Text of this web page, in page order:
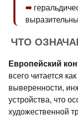
ЧТО
Европейский
всего читается
выверенности,
устройства, что
художественной